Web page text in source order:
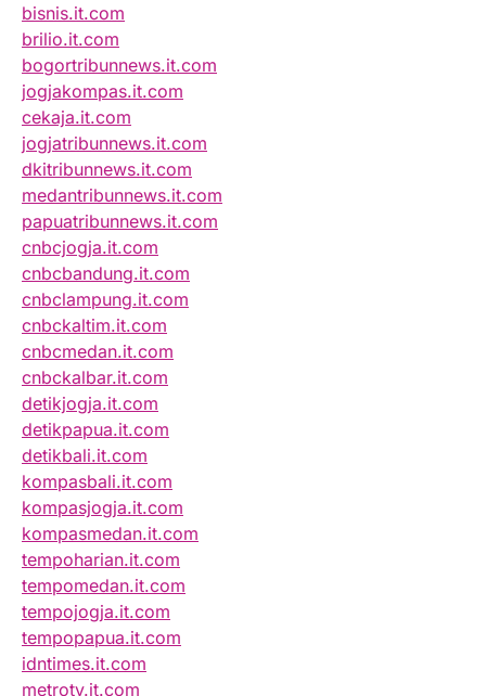
bisnis.it.com
brilio.it.com
bogortribunnews.it.com
jogjakompas.it.com
cekaja.it.com
jogjatribunnews.it.com
dkitribunnews.it.com
medantribunnews.it.com
papuatribunnews.it.com
cnbcjogja.it.com
cnbcbandung.it.com
cnbclampung.it.com
cnbckaltim.it.com
cnbcmedan.it.com
cnbckalbar.it.com
detikjogja.it.com
detikpapua.it.com
detikbali.it.com
kompasbali.it.com
kompasjogja.it.com
kompasmedan.it.com
tempoharian.it.com
tempomedan.it.com
tempojogja.it.com
tempopapua.it.com
idntimes.it.com
metrotv.it.com